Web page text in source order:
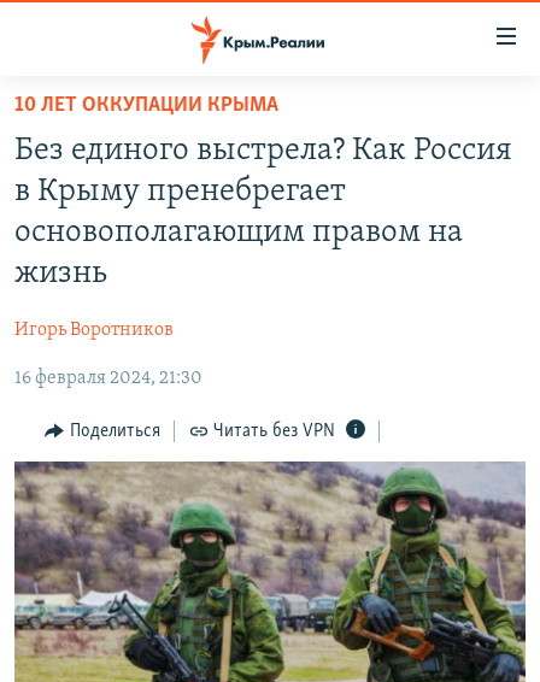
Вернуться
основному
содержанию
Вернутся
главной
Вернутся
СПЕЦПРОЕКТЫ
ВОДА
ИНТЕРАКТИВ
ИНФОГРАФИКА
ТЕЛЕПРОЕКТ КРЫМ.РЕАЛИИ
СОВЕТЫ ПРАВОЗАЩИТНИКОВ
ПРОПАВШИЕ БЕЗ ВЕСТИ
ПОБЕДИТЕЛЕЙ НЕ СУДЯТ?
КРЫМ.НЕПОКОРЕННЫЙ
ELIFBE
РАДІО СВОБОДА
КАК ОБОЙТИ БЛОКИРОВКУ
Qırımtatar
ПРИСОЕДИНЯЙТЕСЬ!
10 ЛЕТ ОККУПАЦИИ КРЫМА
Без единого выстрела? Как Россия
в Крыму пренебрегает
основополагающим правом на
жизнь
Игорь Воротников
16 февраля 2024, 21:30
Поделиться Читать без VPN